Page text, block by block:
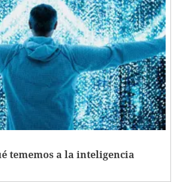
tememos a la inteligencia